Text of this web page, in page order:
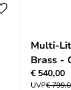
Multi-
Brass -
€ 540,00
UVP€